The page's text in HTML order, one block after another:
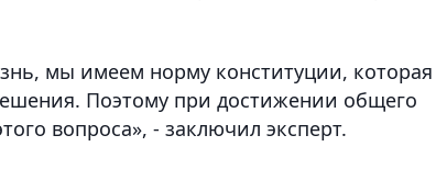
мы имеем норму конституции, которая
Поэтому при достижении общего
вопроса», - заключил эксперт.